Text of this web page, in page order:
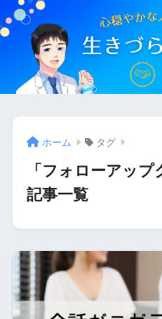
ホーム タグ
「フォローアッ
記事一覧